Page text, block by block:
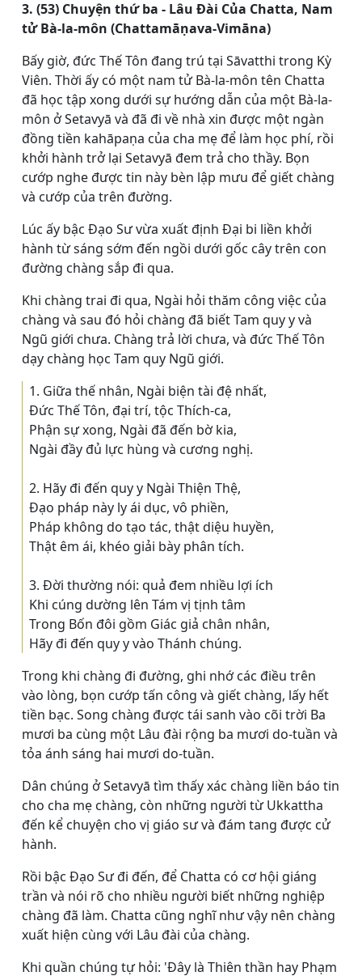
3. (53) Chuyện thứ ba - Lâu Ðài Của Chatta, Nam
tử Bà-la-môn (Chattamāṇava-Vimāna)
Bấy giờ, đức Thế Tôn đang trú tại Sāvatthi trong Kỳ
Viên. Thời ấy có một nam tử Bà-la-môn tên Chatta
đã học tập xong dưới sự hướng dẫn của một Bà-la-
môn ở Setavyā và đã đi về nhà xin được một ngàn
đồng tiền kahāpaṇa của cha mẹ để làm học phí, rồi
khởi hành trở lại Setavyā đem trả cho thầy. Bọn
cướp nghe được tin này bèn lập mưu để giết chàng
và cướp của trên đường.
Lúc ấy bậc Ðạo Sư vừa xuất định Ðại bi liền khởi
hành từ sáng sớm đến ngồi dưới gốc cây trên con
đường chàng sắp đi qua.
Khi chàng trai đi qua, Ngài hỏi thăm công việc của
chàng và sau đó hỏi chàng đã biết Tam quy y và
Ngũ giới chưa. Chàng trả lời chưa, và đức Thế Tôn
dạy chàng học Tam quy Ngũ giới.
1. Giữa thế nhân, Ngài biện tài đệ nhất,
Ðức Thế Tôn, đại trí, tộc Thích-ca,
Phận sự xong, Ngài đã đến bờ kia,
Ngài đầy đủ lực hùng và cương nghị.
2. Hãy đi đến quy y Ngài Thiện Thệ,
Ðạo pháp này ly ái dục, vô phiền,
Pháp không do tạo tác, thật diệu huyền,
Thật êm ái, khéo giải bày phân tích.
3. Ðời thường nói: quả đem nhiều lợi ích
Khi cúng dường lên Tám vị tịnh tâm
Trong Bốn đôi gồm Giác giả chân nhân,
Hãy đi đến quy y vào Thánh chúng.
Trong khi chàng đi đường, ghi nhớ các điều trên
vào lòng, bọn cướp tấn công và giết chàng, lấy hết
tiền bạc. Song chàng được tái sanh vào cõi trời Ba
mươi ba cùng một Lâu đài rộng ba mươi do-tuần và
tỏa ánh sáng hai mươi do-tuần.
Dân chúng ở Setavyā tìm thấy xác chàng liền báo tin
cho cha mẹ chàng, còn những người từ Ukkattha
đến kể chuyện cho vị giáo sư và đám tang được cử
hành.
Rồi bậc Ðạo Sư đi đến, để Chatta có cơ hội giáng
trần và nói rõ cho nhiều người biết những nghiệp
chàng đã làm. Chatta cũng nghĩ như vậy nên chàng
xuất hiện cùng với Lâu đài của chàng.
Khi quần chúng tự hỏi: 'Ðây là Thiên thần hay Phạm